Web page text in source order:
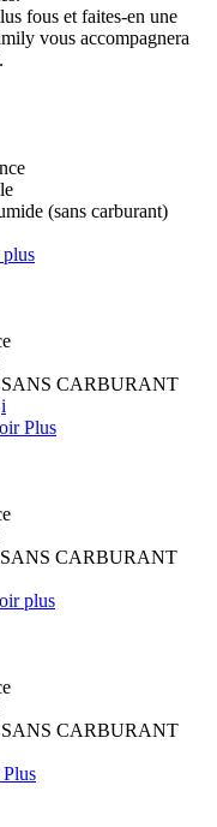
fous et faites-en une
vous accompagnera
(sans carburant)
CARBURANT
i
Plus
CARBURANT
plus
CARBURANT